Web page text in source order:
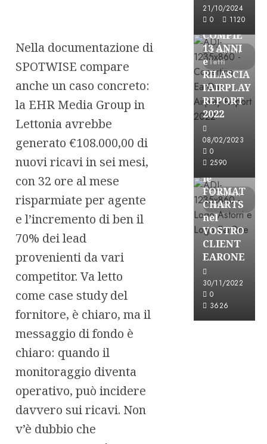
Nella documentazione di
SPOTWISE compare
anche un caso concreto:
la EHR Media Group in
Lettonia avrebbe
generato €108.000,00 di
nuovi ricavi in sei mesi,
con 32 ore al mese
risparmiate per agente
e l’incremento di ben il
70% dei lead
provenienti da vari
competitor. Va letto
come case study del
fornitore, è chiaro, ma il
messaggio di fondo è
chiaro: quando il
monitoraggio diventa
operativo, può incidere
davvero sui ricavi. Non
v’è dubbio che
21/10/2024
0
1120
2 minuti
letti
Partnership
EARONE
COMPIE
13 ANNI
e
RILASCIA
l’AIRPLAY
REPORT
2022
08/02/2023
0
2590
3 minuti
letti
Partnership
le
FORMAT
CHARTS
nel
VOSTRO
CLIENT
EARONE
30/11/2022
0
3626